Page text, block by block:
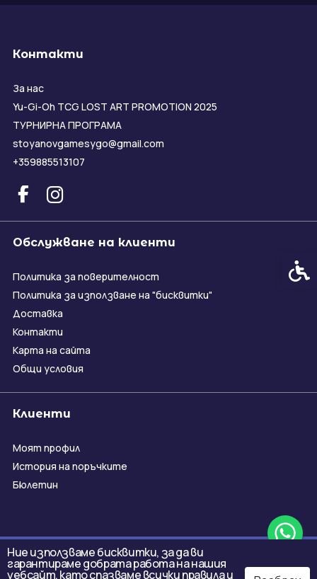
Ние използваме бисквитки, за да ви
гарантираме добрата работа на нашия
уебсайт, като спазваме всички правила и
Контакти
За нас
Yu-Gi-Oh TCG LOST ART PROMOTION 2025
ТУРНИРНА ПРОГРАМА
stoyanovgamesygo@gmail.com
+359885513107
Обслужване на клиенти
Политика за поверителност
Политика за използване на "бисквитки"
Доставка
Контакти
Карта на сайта
Общи условия
Клиенти
Моят профил
История на поръчките
Бюлетин